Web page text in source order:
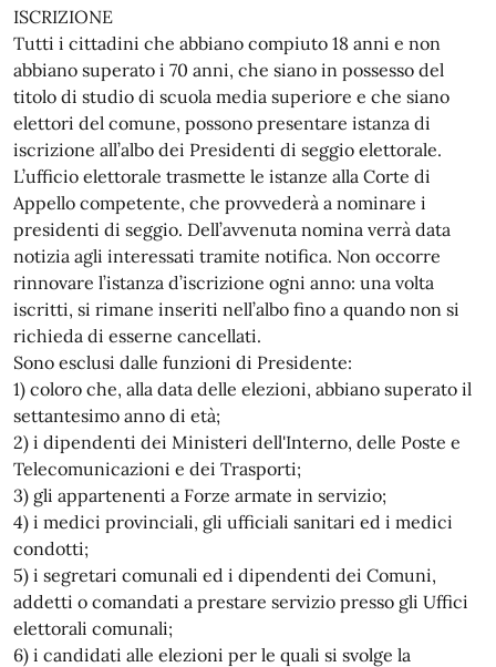
ISCRIZIONE
Tutti i cittadini che abbiano compiuto 18 anni e non
abbiano superato i 70 anni, che siano in possesso del
titolo di studio di scuola media superiore e che siano
elettori del comune, possono presentare istanza di
iscrizione all’albo dei Presidenti di seggio elettorale.
L’ufficio elettorale trasmette le istanze alla Corte di
Appello competente, che provvederà a nominare i
presidenti di seggio. Dell’avvenuta nomina verrà data
notizia agli interessati tramite notifica. Non occorre
rinnovare l’istanza d’iscrizione ogni anno: una volta
iscritti, si rimane inseriti nell’albo fino a quando non si
richieda di esserne cancellati.
Sono esclusi dalle funzioni di Presidente:
1) coloro che, alla data delle elezioni, abbiano superato il
settantesimo anno di età;
2) i dipendenti dei Ministeri dell'Interno, delle Poste e
Telecomunicazioni e dei Trasporti;
3) gli appartenenti a Forze armate in servizio;
4) i medici provinciali, gli ufficiali sanitari ed i medici
condotti;
5) i segretari comunali ed i dipendenti dei Comuni,
addetti o comandati a prestare servizio presso gli Uffici
elettorali comunali;
6) i candidati alle elezioni per le quali si svolge la